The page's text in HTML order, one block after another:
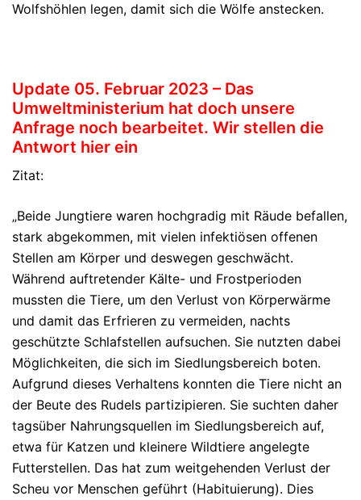
Wolfshöhlen legen, damit sich die Wölfe anstecken.
Update 05. Februar 2023 – Das
Umweltministerium hat doch unsere
Anfrage noch bearbeitet. Wir stellen die
Antwort hier ein
Zitat:
„Beide Jungtiere waren hochgradig mit Räude befallen,
stark abgekommen, mit vielen infektiösen offenen
Stellen am Körper und deswegen geschwächt.
Während auftretender Kälte- und Frostperioden
mussten die Tiere, um den Verlust von Körperwärme
und damit das Erfrieren zu vermeiden, nachts
geschützte Schlafstellen aufsuchen. Sie nutzten dabei
Möglichkeiten, die sich im Siedlungsbereich boten.
Aufgrund dieses Verhaltens konnten die Tiere nicht an
der Beute des Rudels partizipieren. Sie suchten daher
tagsüber Nahrungsquellen im Siedlungsbereich auf,
etwa für Katzen und kleinere Wildtiere angelegte
Futterstellen. Das hat zum weitgehenden Verlust der
Scheu vor Menschen geführt (Habituierung). Dies